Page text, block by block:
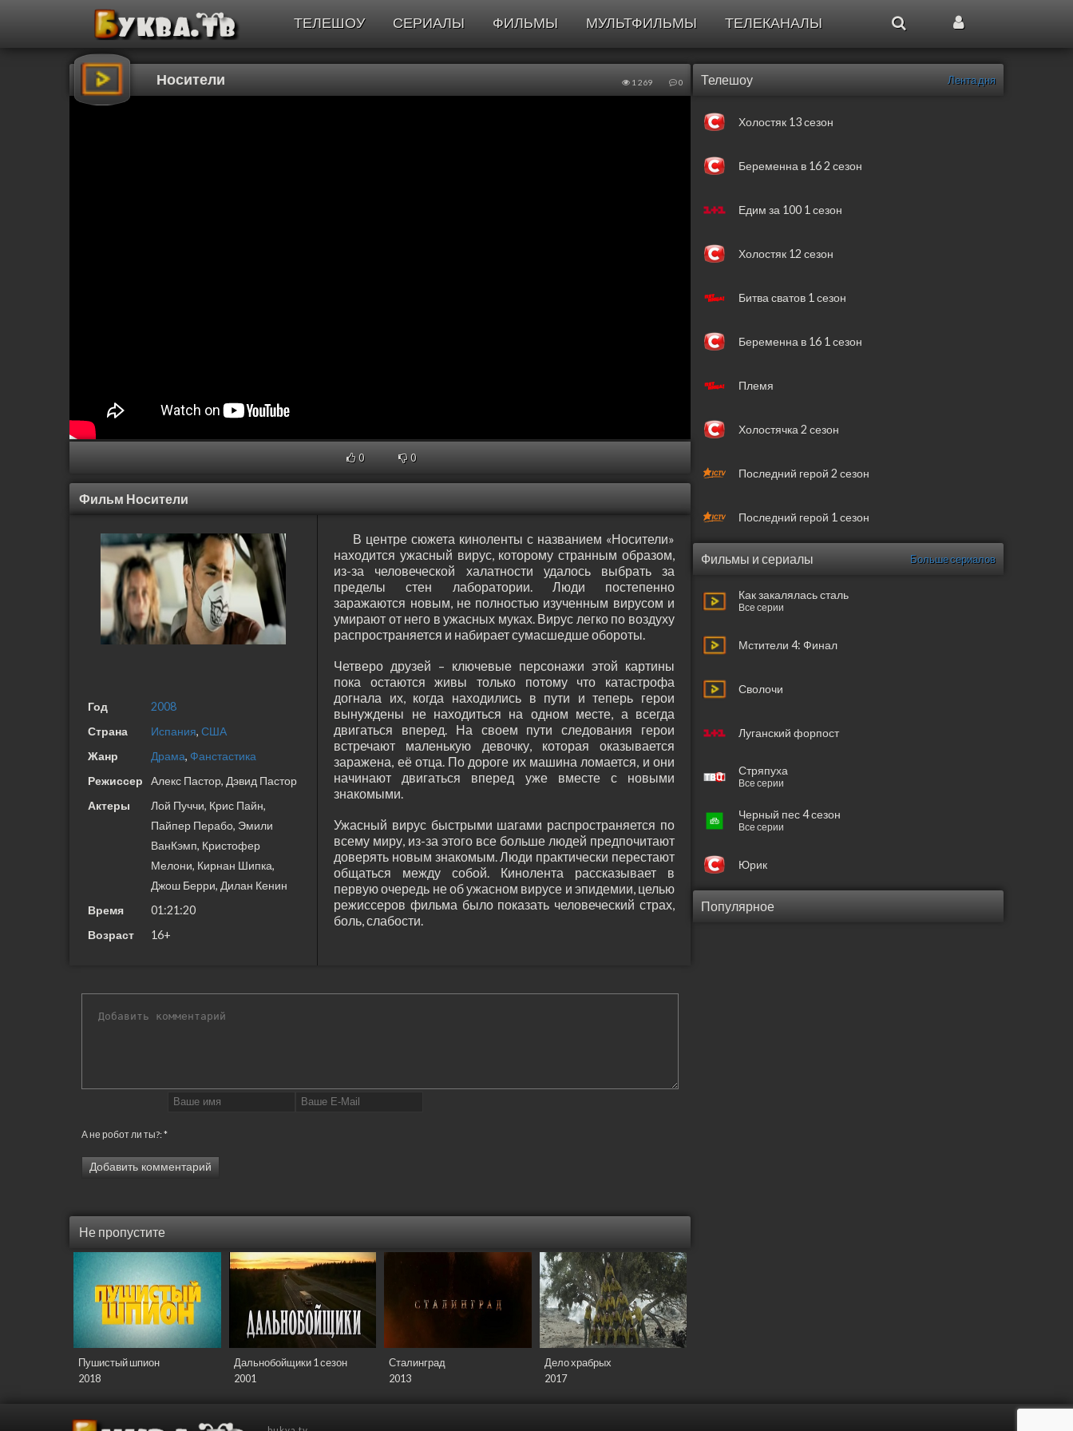
ТЕЛЕШОУ СЕРИАЛЫ ФИЛЬМЫ МУЛЬТФИЛЬМЫ ТЕЛЕКАНАЛЫ
Носители 1 269 0
0 0
Фильм Носители
В центре сюжета киноленты с названием «Носители»
находится ужасный вирус, которому странным образом,
из-за человеческой халатности удалось выбрать за
пределы стен лаборатории. Люди постепенно
заражаются новым, не полностью изученным вирусом и
умирают от него в ужасных муках. Вирус легко по воздуху
распространяется и набирает сумасшедше обороты.
Четверо друзей – ключевые персонажи этой картины
пока остаются живы только потому что катастрофа
догнала их, когда находились в пути и теперь герои
вынуждены не находиться на одном месте, а всегда
двигаться вперед. На своем пути следования герои
встречают маленькую девочку, которая оказывается
заражена, её отца. По дороге их машина ломается, и они
начинают двигаться вперед уже вместе с новыми
знакомыми.
Ужасный вирус быстрыми шагами распространяется по
всему миру, из-за этого все больше людей предпочитают
доверять новым знакомым. Люди практически перестают
общаться между собой. Кинолента рассказывает в
первую очередь не об ужасном вирусе и эпидемии, целью
режиссеров фильма было показать человеческий страх,
боль, слабости.
Год
2008
Страна
Испания,США
Жанр
Драма, Фанстастика
Режиссер
Алекс Пастор, Дэвид Пастор
Актеры
Лой Пуччи, Крис Пайн,
Пайпер Перабо, Эмили
ВанКэмп, Кристофер
Мелони, Кирнан Шипка,
Джош Берри, Дилан Кенин
Время
01:21:20
Возраст
16+
А не робот ли ты?:*
Добавить комментарий
Не пропустите
Пушистый шпион
2018
Дальнобойщики 1 сезон
2001
Сталинград
2013
Дело храбрых
2017
Телешоу Лента дня
Холостяк 13 сезон
Беременна в 16 2 сезон
Едим за 100 1 сезон
Холостяк 12 сезон
Битва сватов 1 сезон
Беременна в 16 1 сезон
Племя
Холостячка 2 сезон
Последний герой 2 сезон
Последний герой 1 сезон
Фильмы и сериалы Больше сериалов
Как закалялась сталь
Все серии
Мстители 4: Финал
Сволочи
Луганский форпост
Стряпуха
Все серии
Черный пес 4 сезон
Все серии
Юрик
Популярное